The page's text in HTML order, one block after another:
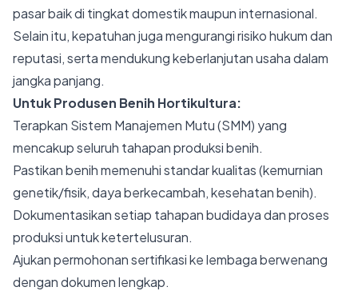
pasar baik di tingkat domestik maupun internasional.
Selain itu, kepatuhan juga mengurangi risiko hukum dan
reputasi, serta mendukung keberlanjutan usaha dalam
jangka panjang.
Untuk Produsen Benih Hortikultura:
Terapkan Sistem Manajemen Mutu (SMM) yang
mencakup seluruh tahapan produksi benih.
Pastikan benih memenuhi standar kualitas (kemurnian
genetik/fisik, daya berkecambah, kesehatan benih).
Dokumentasikan setiap tahapan budidaya dan proses
produksi untuk ketertelusuran.
Ajukan permohonan sertifikasi ke lembaga berwenang
dengan dokumen lengkap.